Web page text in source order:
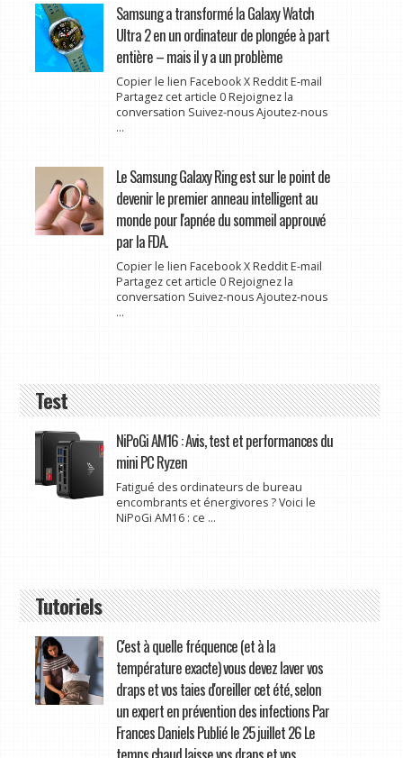
Samsung a transformé la Galaxy Watch
Ultra 2 en un ordinateur de plongée à part
entière – mais il y a un problème
Copier le lien Facebook X Reddit E-mail
Partagez cet article 0 Rejoignez la
conversation Suivez-nous Ajoutez-nous
...
Le Samsung Galaxy Ring est sur le point de
devenir le premier anneau intelligent au
monde pour l'apnée du sommeil approuvé
par la FDA.
Copier le lien Facebook X Reddit E-mail
Partagez cet article 0 Rejoignez la
conversation Suivez-nous Ajoutez-nous
...
Test
NiPoGi AM16 : Avis, test et performances du
mini PC Ryzen
Fatigué des ordinateurs de bureau
encombrants et énergivores ? Voici le
NiPoGi AM16 : ce ...
Tutoriels
C'est à quelle fréquence (et à la
température exacte) vous devez laver vos
draps et vos taies d'oreiller cet été, selon
un expert en prévention des infections Par
Frances Daniels Publié le 25 juillet 26 Le